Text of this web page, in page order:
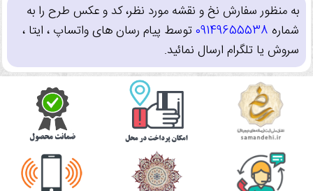
به منظور سفارش نخ و نقشه مورد نظر، کد و عکس طرح را به
شماره 09149655538توسط پیام رسان های واتساپ ، ایتا ،
سروش یا تلگرام ارسال نمائید.